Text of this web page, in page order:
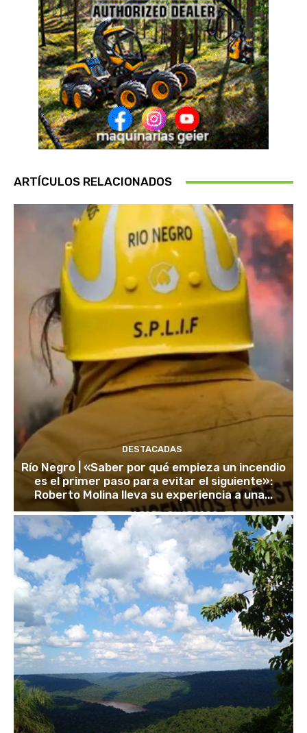
ARTÍCULOS RELACIONADOS
DESTACADAS
Río Negro | «Saber por qué empieza un incendio
es el primer paso para evitar el siguiente»:
Roberto Molina lleva su experiencia a una...